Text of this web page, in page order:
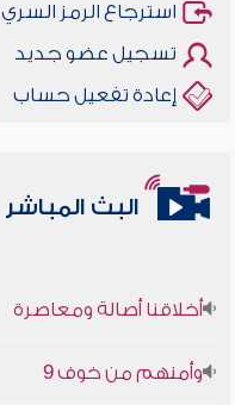
استرجاع الرمز السري
تسجيل عضو جديد
إعادة تفعيل حساب
البث المباشر
أخلاقنا أصالة ومعاصرة
وأمنهم من خوف 9